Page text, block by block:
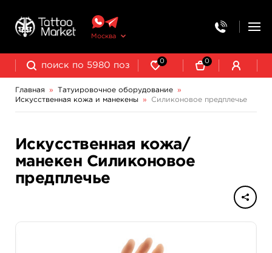
Москва
0 0
Главная » Татуировочное оборудование
»
Искусственная кожа и манекены
» Силиконовое предплечье
Искусственная кожа/
манекен Силиконовое
предплечье